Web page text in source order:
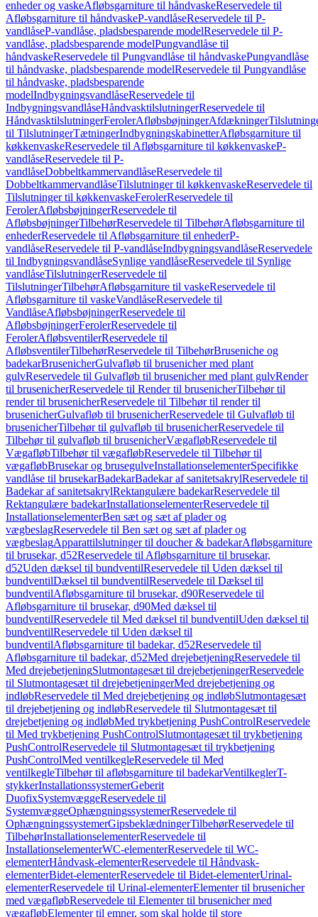
enheder og vaskeAfløbsgarniture til håndvaskeReservedele til
Afløbsgarniture til håndvaskeP-vandlåseReservedele til P-
vandlåseP-vandlåse, pladsbesparende modelReservedele til P-
vandlåse, pladsbesparende modelPungvandlåse til
håndvaskeReservedele til Pungvandlåse til håndvaskePungvandlåse
til håndvaske, pladsbesparende modelReservedele til Pungvandlåse
til håndvaske, pladsbesparende
modelIndbygningsvandlåseReservedele til
IndbygningsvandlåseHåndvasktilslutningerReservedele til
HåndvasktilslutningerFerolerAfløbsbøjningerAfdækninger
til TilslutningerTætningerIndbygningskabinetterAfløbsgarniture til
køkkenvaskeReservedele til Afløbsgarniture til køkkenvaskeP-
vandlåseReservedele til P-
vandlåseDobbeltkammervandlåseReservedele til
DobbeltkammervandlåseTilslutninger til køkkenvaskeReservedele til
Tilslutninger til køkkenvaskeFerolerReservedele til
FerolerAfløbsbøjningerReservedele til
AfløbsbøjningerTilbehørReservedele til TilbehørAfløbsgarniture til
enhederReservedele til Afløbsgarniture til enhederP-
vandlåseReservedele til P-vandlåseIndbygningsvandlåseReservedele
til IndbygningsvandlåseSynlige vandlåseReservedele til Synlige
vandlåseTilslutningerReservedele til
TilslutningerTilbehørAfløbsgarniture til vaskeReservedele til
Afløbsgarniture til vaskeVandlåseReservedele til
VandlåseAfløbsbøjningerReservedele til
AfløbsbøjningerFerolerReservedele til
FerolerAfløbsventilerReservedele til
AfløbsventilerTilbehørReservedele til TilbehørBruseniche og
badekarBrusenicherGulvafløb til brusenicher med plant
gulvReservedele til Gulvafløb til brusenicher med plant gulvRender
til brusenicherReservedele til Render til brusenicherTilbehør til
render til brusenicherReservedele til Tilbehør til render til
brusenicherGulvafløb til brusenicherReservedele til Gulvafløb til
brusenicherTilbehør til gulvafløb til brusenicherReservedele til
Tilbehør til gulvafløb til brusenicherVægafløbReservedele til
VægafløbTilbehør til vægafløbReservedele til Tilbehør til
vægafløbBrusekar og brusegulveInstallationselementerSpecifikke
vandlåse til brusekarBadekarBadekar af sanitetsakrylReservedele til
Badekar af sanitetsakrylRektangulære badekarReservedele til
Rektangulære badekarInstallationselementerReservedele til
InstallationselementerBen sæt og sæt af plader og
vægbeslagReservedele til Ben sæt og sæt af plader og
vægbeslagApparattilslutninger til doucher & badekarAfløbsgarniture
til brusekar, d52Reservedele til Afløbsgarniture til brusekar,
d52Uden dæksel til bundventilReservedele til Uden dæksel til
bundventilDæksel til bundventilReservedele til Dæksel til
bundventilAfløbsgarniture til brusekar, d90Reservedele til
Afløbsgarniture til brusekar, d90Med dæksel til
bundventilReservedele til Med dæksel til bundventilUden dæksel til
bundventilReservedele til Uden dæksel til
bundventilAfløbsgarniture til badekar, d52Reservedele til
Afløbsgarniture til badekar, d52Med drejebetjeningReservedele til
Med drejebetjeningSlutmontagesæt til drejebetjeningerReservedele
til Slutmontagesæt til drejebetjeningerMed drejebetjening og
indløbReservedele til Med drejebetjening og indløbSlutmontagesæt
til drejebetjening og indløbReservedele til Slutmontagesæt til
drejebetjening og indløbMed trykbetjening PushControlReservedele
til Med trykbetjening PushControlSlutmontagesæt til trykbetjening
PushControlReservedele til Slutmontagesæt til trykbetjening
PushControlMed ventilkegleReservedele til Med
ventilkegleTilbehør til afløbsgarniture til badekarVentilkeglerT-
stykkerInstallationssystemerGeberit
DuofixSystemvæggeReservedele til
SystemvæggeOphængningssystemerReservedele til
OphængningssystemerGipsbeklædningerTilbehørReservedele til
TilbehørInstallationselementerReservedele til
InstallationselementerWC-elementerReservedele til WC-
elementerHåndvask-elementerReservedele til Håndvask-
elementerBidet-elementerReservedele til Bidet-elementerUrinal-
elementerReservedele til Urinal-elementerElementer til brusenicher
med vægafløbReservedele til Elementer til brusenicher med
vægafløbElementer til emner, som skal holde til store